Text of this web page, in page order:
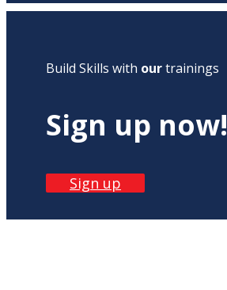
Build Skills with ourtrainings
Sign up now!
Sign up